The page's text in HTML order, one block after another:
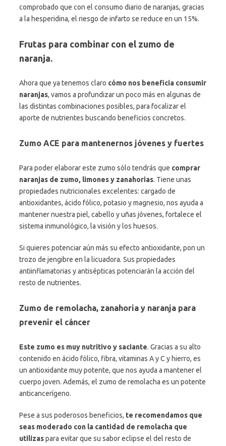
comprobado que con el consumo diario de naranjas, gracias
a la hesperidina, el riesgo de infarto se reduce en un 15%.
Frutas para combinar con el zumo de
naranja.
Ahora que ya tenemos claro cómo nos beneficia consumir
naranjas, vamos a profundizar un poco más en algunas de
las distintas combinaciones posibles, para focalizar el
aporte de nutrientes buscando beneficios concretos.
Zumo ACE para mantenernos jóvenes y fuertes
Para poder elaborar este zumo sólo tendrás que comprar
naranjas de zumo, limones y zanahorias. Tiene unas
propiedades nutricionales excelentes: cargado de
antioxidantes, ácido fólico, potasio y magnesio, nos ayuda a
mantener nuestra piel, cabello y uñas jóvenes, fortalece el
sistema inmunológico, la visión y los huesos.
Si quieres potenciar aún más su efecto antioxidante, pon un
trozo de jengibre en la licuadora. Sus propiedades
antiinflamatorias y antisépticas potenciarán la acción del
resto de nutrientes.
Zumo de remolacha, zanahoria y naranja para
prevenir el cáncer
Este zumo es muy nutritivo y saciante. Gracias a su alto
contenido en ácido fólico, fibra, vitaminas A y C y hierro, es
un antioxidante muy potente, que nos ayuda a mantener el
cuerpo joven. Además, el zumo de remolacha es un potente
anticancerígeno.
Pese a sus poderosos beneficios, te recomendamos que
seas moderado con la cantidad de remolacha que
utilizaspara evitar que su sabor eclipse el del resto de